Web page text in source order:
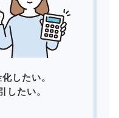
したい。
したい。